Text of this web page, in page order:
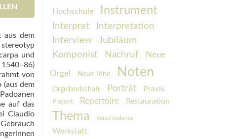
aus dem
und
von
(aus dem
auf das
Claudio
Hochschule Instrument
Interpret
Interpretation
Interview
Jubiläum
Komponist
Nachruf Neue
Orgel Neue Töne Noten
Orgellandschaft Porträt Praxis
Projekt Repertoire Restauration
Thema Verschiedenes
Werkstatt